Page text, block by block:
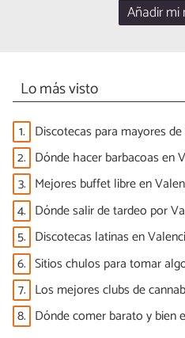
Añadir mi
Lo más visto
1. Discotecas para mayores
2. Dónde hacer barbacoas en
3. Mejores buffet libre en
4. Dónde salir de tardeo por
5. Discotecas latinas en
6. Sitios chulos para tomar
7. Los mejores clubs de
8. Dónde comer barato y bien